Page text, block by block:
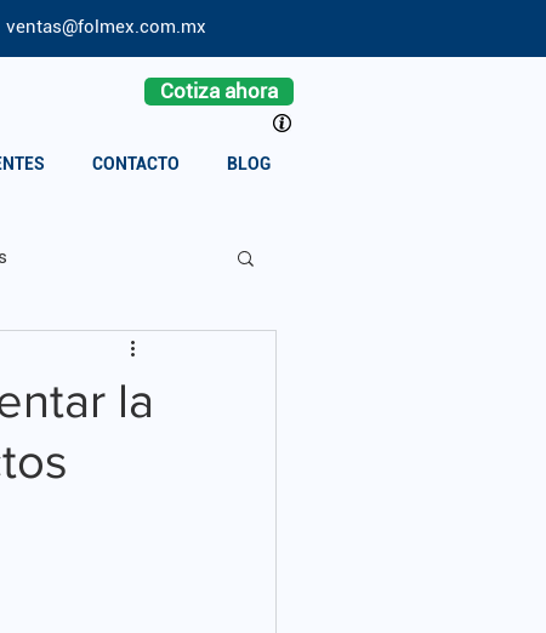
ventas@folmex.com.mx
Cotiza ahora
CONTACTO BLOG
la